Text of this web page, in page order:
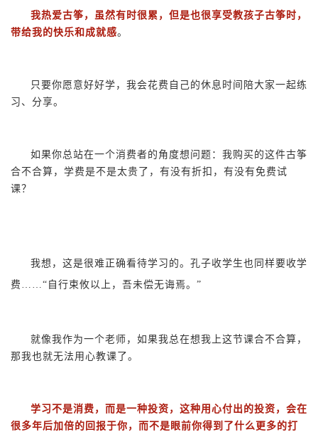
我热爱古筝，虽然有时很累，但是也很享受教孩子古筝时，
带给我的快乐和成就感。
只要你愿意好好学，我会花费自己的休息时间陪大家一起练
习、分享。
如果你总站在一个消费者的角度想问题：我购买的这件古筝
合不合算，学费是不是太贵了，有没有折扣，有没有免费试
课？
我想，这是很难正确看待学习的。孔子收学生也同样要收学
费……“自行束攸以上，吾未偿无诲焉。”
就像我作为一个老师，如果我总在想我上这节课合不合算，
那我也就无法用心教课了。
学习不是消费，而是一种投资，这种用心付出的投资，会在
很多年后加倍的回报于你，而不是眼前你得到了什么更多的打